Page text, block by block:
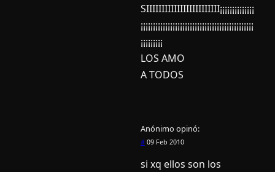
SIIIIIIIIIIIIIIIIIIIIIIII¡¡¡¡¡¡¡¡¡¡¡¡¡¡
¡¡¡¡¡¡¡¡¡¡¡¡¡¡¡¡¡¡¡¡¡¡¡¡¡¡¡¡¡¡¡¡¡¡¡¡¡¡¡¡¡¡¡¡¡¡
¡¡¡¡¡¡¡¡¡
LOS AMO
A TODOS
Anónimo opinó:
#09 Feb 2010
si xq ellos son los